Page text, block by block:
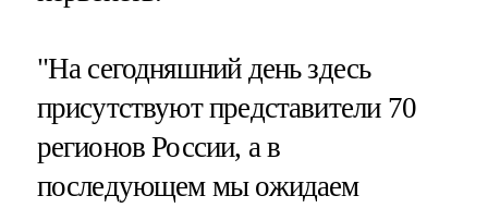
"На сегодняшний день здесь
присутствуют представители 70
регионов России, а в
последующем мы ожидаем